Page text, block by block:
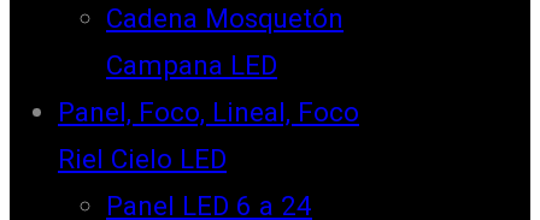
Cadena Mosquetón
Campana LED
Panel, Foco, Lineal, Foco
Riel Cielo LED
Panel LED 6 a 24